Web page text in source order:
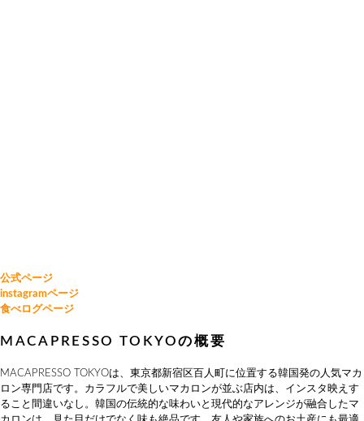
公式ページ
instagramページ
食べログページ
MACAPRESSO TOKYOの概要
MACAPRESSO TOKYOは、東京都新宿区百人町に位置する韓国発の人気マカ
ロン専門店です。カラフルで美しいマカロンが並ぶ店内は、インスタ映えす
ること間違いなし。韓国の伝統的な味わいと現代的なアレンジが融合したマ